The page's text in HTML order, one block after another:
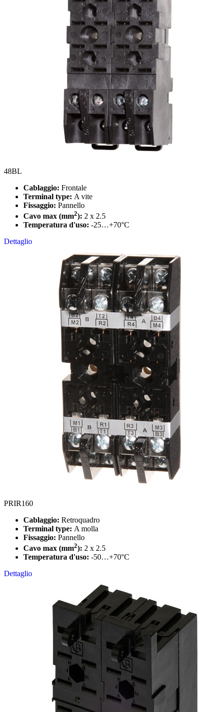
48BL
Cablaggio: Frontale
Terminal type: A vite
Fissaggio: Pannello
Cavo max (mm2): 2 x 2.5
Temperatura d'uso: -25…+70°C
Dettaglio
PRIR160
Cablaggio: Retroquadro
Terminal type: A molla
Fissaggio: Pannello
Cavo max (mm2): 2 x 2.5
Temperatura d'uso: -50…+70°C
Dettaglio